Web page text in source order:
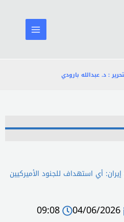
: د. عبدالله بارودي
أي استهداف للجنود الأميركيين
04/06/2026
09:08